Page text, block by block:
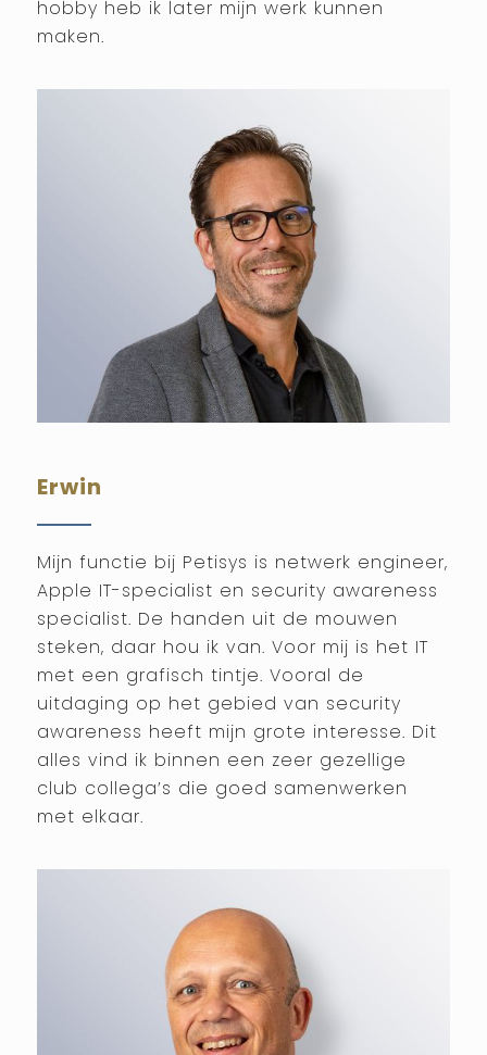
hobby heb ik later mijn werk kunnen
maken.
Erwin
Mijn functie bij Petisys is netwerk engineer,
Apple IT-specialist en security awareness
specialist. De handen uit de mouwen
steken, daar hou ik van. Voor mij is het IT
met een grafisch tintje. Vooral de
uitdaging op het gebied van security
awareness heeft mijn grote interesse. Dit
alles vind ik binnen een zeer gezellige
club collega’s die goed samenwerken
met elkaar.